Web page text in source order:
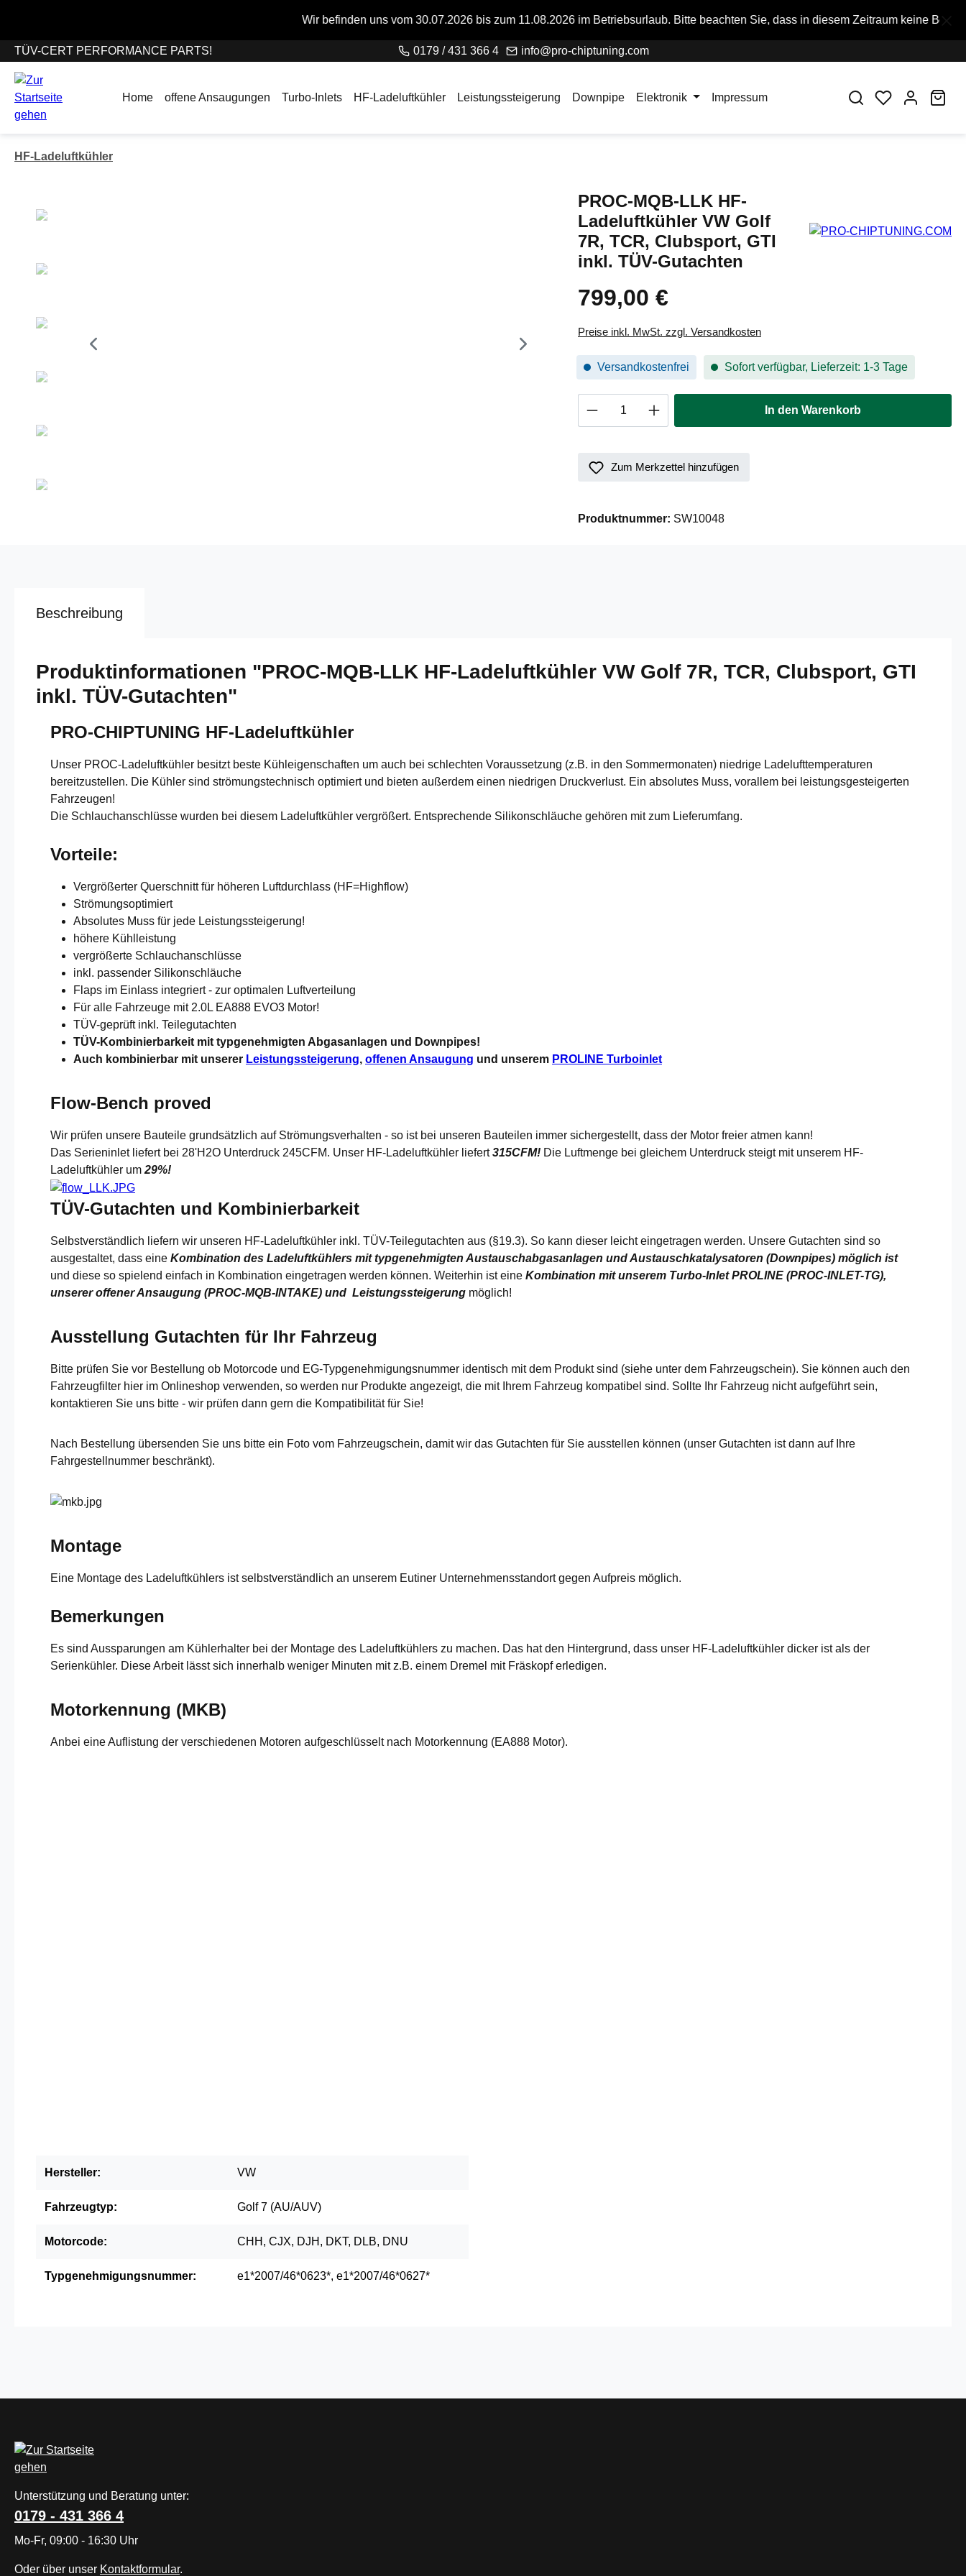
Wir befinden uns vom 30.07.2026 bis zum 11.08.2026 im Betriebsurlaub. Bitte beachten Sie, dass in diesem Zeitraum keine Bestellungen
TÜV-CERT PERFORMANCE PARTS! 0179 / 431 366 4 info@pro-chiptuning.com
Home offene Ansaugungen Turbo-Inlets HF-Ladeluftkühler Leistungssteigerung Downpipe Elektronik Impressum
HF-Ladeluftkühler
PROC-MQB-LLK HF-
Ladeluftkühler VW Golf
7R, TCR, Clubsport, GTI
inkl. TÜV-Gutachten
799,00 €
Preise inkl. MwSt. zzgl. Versandkosten
Versandkostenfrei Sofort verfügbar, Lieferzeit: 1-3 Tage
Produkt Anzahl: Gib den gewünschten Wert ein
In den Warenkorb
Zum Merkzettel hinzufügen
Produktnummer: SW10048
Beschreibung
Produktinformationen "PROC-MQB-LLK HF-Ladeluftkühler VW Golf 7R, TCR, Clubsport, GTI
inkl. TÜV-Gutachten"
PRO-CHIPTUNING HF-Ladeluftkühler
Unser PROC-Ladeluftkühler besitzt beste Kühleigenschaften um auch bei schlechten Voraussetzung (z.B. in den Sommermonaten) niedrige Ladelufttemperaturen
bereitzustellen. Die Kühler sind strömungstechnisch optimiert und bieten außerdem einen niedrigen Druckverlust. Ein absolutes Muss, vorallem bei leistungsgesteigerten
Fahrzeugen!
Die Schlauchanschlüsse wurden bei diesem Ladeluftkühler vergrößert. Entsprechende Silikonschläuche gehören mit zum Lieferumfang.
Vorteile:
Vergrößerter Querschnitt für höheren Luftdurchlass (HF=Highflow)
Strömungsoptimiert
Absolutes Muss für jede Leistungssteigerung!
höhere Kühlleistung
vergrößerte Schlauchanschlüsse
inkl. passender Silikonschläuche
Flaps im Einlass integriert - zur optimalen Luftverteilung
Für alle Fahrzeuge mit 2.0L EA888 EVO3 Motor!
TÜV-geprüft inkl. Teilegutachten
TÜV-Kombinierbarkeit mit typgenehmigten Abgasanlagen und Downpipes!
Auch kombinierbar mit unserer Leistungssteigerung, offenen Ansaugung und unserem PROLINE Turboinlet
Flow-Bench proved
Wir prüfen unsere Bauteile grundsätzlich auf Strömungsverhalten - so ist bei unseren Bauteilen immer sichergestellt, dass der Motor freier atmen kann!
Das Serieninlet liefert bei 28'H2O Unterdruck 245CFM. Unser HF-Ladeluftkühler liefert315CFM! Die Luftmenge bei gleichem Unterdruck steigt mit unserem HF-
Ladeluftkühler um 29%!
TÜV-Gutachten und Kombinierbarkeit
Selbstverständlich liefern wir unseren HF-Ladeluftkühler inkl. TÜV-Teilegutachten aus (§19.3). So kann dieser leicht eingetragen werden. Unsere Gutachten sind so
ausgestaltet, dass eine Kombination des Ladeluftkühlers mit typgenehmigten Austauschabgasanlagen und Austauschkatalysatoren (Downpipes) möglich ist
und diese so spielend einfach in Kombination eingetragen werden können. Weiterhin ist eine Kombination mit unserem Turbo-Inlet PROLINE (PROC-INLET-TG),
unserer offener Ansaugung (PROC-MQB-INTAKE) und Leistungssteigerung möglich!
Ausstellung Gutachten für Ihr Fahrzeug
Bitte prüfen Sie vor Bestellung ob Motorcode und EG-Typgenehmigungsnummer identisch mit dem Produkt sind (siehe unter dem Fahrzeugschein). Sie können auch den
Fahrzeugfilter hier im Onlineshop verwenden, so werden nur Produkte angezeigt, die mit Ihrem Fahrzeug kompatibel sind. Sollte Ihr Fahrzeug nicht aufgeführt sein,
kontaktieren Sie uns bitte - wir prüfen dann gern die Kompatibilität für Sie!
Nach Bestellung übersenden Sie uns bitte ein Foto vom Fahrzeugschein, damit wir das Gutachten für Sie ausstellen können (unser Gutachten ist dann auf Ihre
Fahrgestellnummer beschränkt).
Montage
Eine Montage des Ladeluftkühlers ist selbstverständlich an unserem Eutiner Unternehmensstandort gegen Aufpreis möglich.
Bemerkungen
Es sind Aussparungen am Kühlerhalter bei der Montage des Ladeluftkühlers zu machen. Das hat den Hintergrund, dass unser HF-Ladeluftkühler dicker ist als der
Serienkühler. Diese Arbeit lässt sich innerhalb weniger Minuten mit z.B. einem Dremel mit Fräskopf erledigen.
Motorkennung (MKB)
Anbei eine Auflistung der verschiedenen Motoren aufgeschlüsselt nach Motorkennung (EA888 Motor).
Hersteller: VW
Fahrzeugtyp: Golf 7 (AU/AUV)
Motorcode: CHH, CJX, DJH, DKT, DLB, DNU
Typgenehmigungsnummer: e1*2007/46*0623*, e1*2007/46*0627*
Unterstützung und Beratung unter:
0179 - 431 366 4
Mo-Fr, 09:00 - 16:30 Uhr
Oder über unser Kontaktformular.